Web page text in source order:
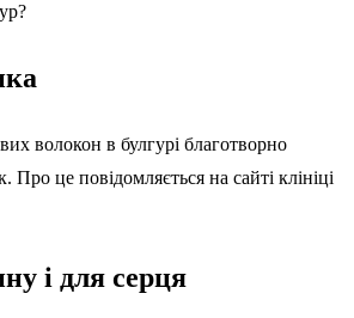
волокон в булгурі благотворно
це повідомляється на сайті клініці
і для серця